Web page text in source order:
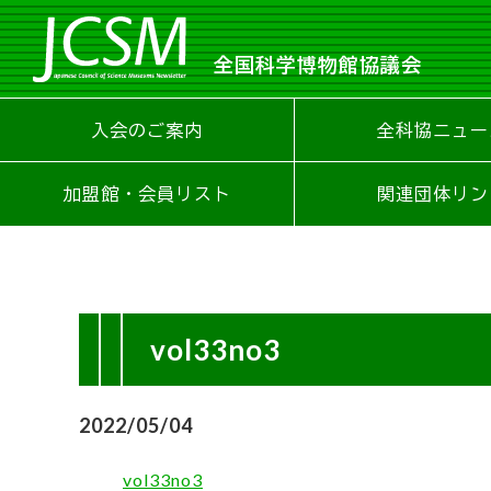
全国科学博物館協議会
入会のご案内 全科協ニュ
加盟館・会員リスト 関連団体リ
vol33no3
2022/05/04
vol33no3